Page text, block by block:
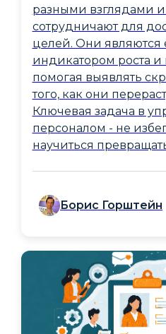
разными взглядами
сотрудничают для
целей. Они являются
индикатором роста
помогая выявлять
того, как они
Ключевая задача в
персоналом - не
научиться
Борис Горштейн